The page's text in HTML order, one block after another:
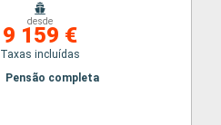
desde
9 159 €
Taxas incluídas
Pensão completa